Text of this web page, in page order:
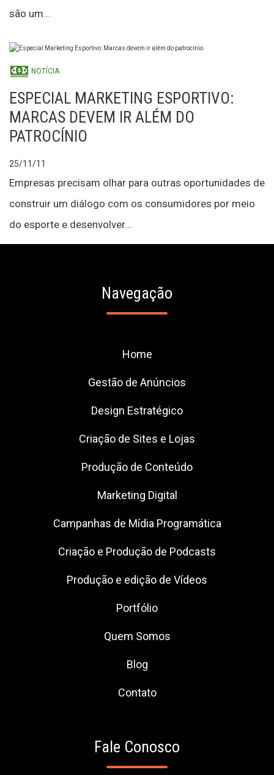
são um...
NOTÍCIA
ESPECIAL MARKETING ESPORTIVO:
MARCAS DEVEM IR ALÉM DO
PATROCÍNIO
25/11/11
Empresas precisam olhar para outras oportunidades de
construir um diálogo com os consumidores por meio
do esporte e desenvolver...
Navegação
Home
Gestão de Anúncios
Design Estratégico
Criação de Sites e Lojas
Produção de Conteúdo
Marketing Digital
Campanhas de Mídia Programática
Criação e Produção de Podcasts
Produção e edição de Vídeos
Portfólio
Quem Somos
Blog
Contato
Fale Conosco